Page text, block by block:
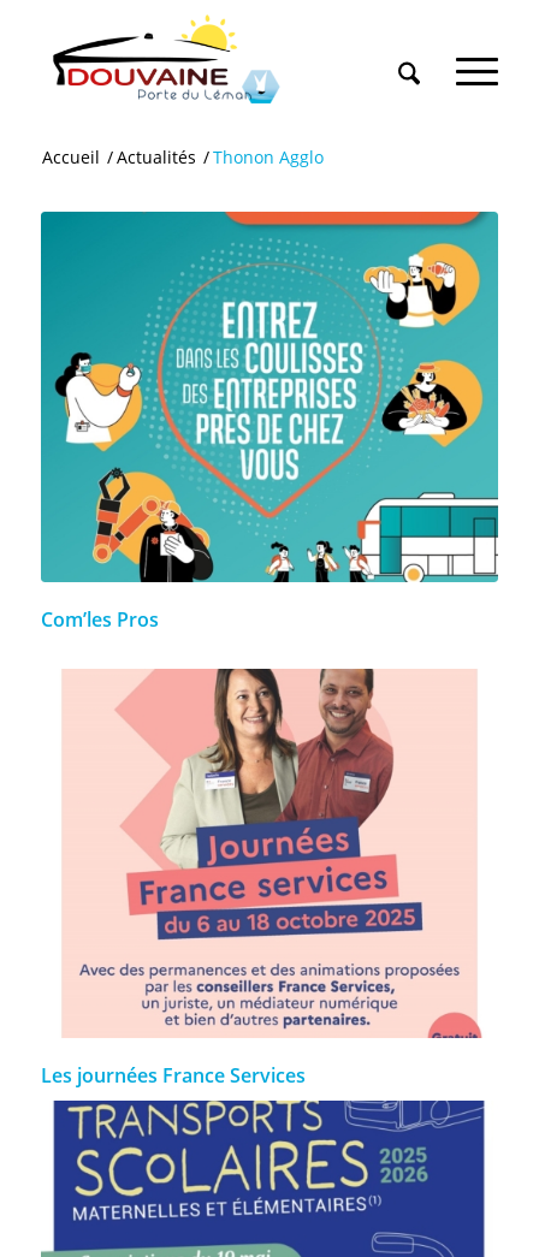
Accueil /Actualités /Thonon Agglo
Com’les Pros
Les journées France Services